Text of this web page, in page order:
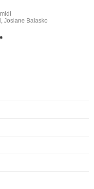
Josiane Balasko